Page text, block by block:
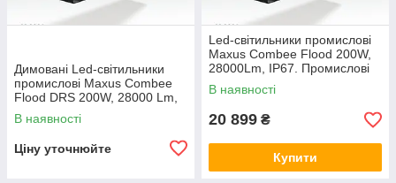
Димовані Led-світильники
промислові Maxus Combee
Flood DRS 200W, 28000 Lm,
IP67. Промисловий
прожектор
В наявності
Ціну уточнюйте
Led-світильники промислові
Maxus Combee Flood 200W,
28000Lm, IP67. Промислові
світлодіодні прожектори.
В наявності
20 899 ₴
Купити